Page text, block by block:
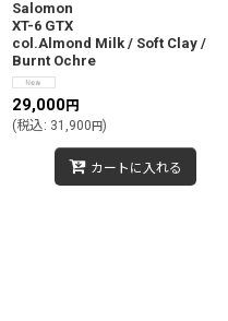
Salomon
XT-6 GTX
col.Almond Milk / Soft Clay /
Burnt Ochre
29,000円
(税込: 31,900円)
カートに入れる